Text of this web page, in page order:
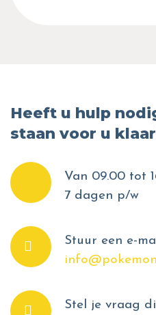
Heeft u hulp
staan voor u
Van 09.00 tot
7 dagen p/w
Stuur een e-
Stel je vraag